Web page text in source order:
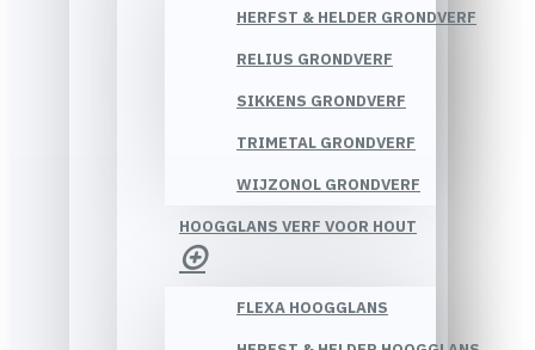
HERFST & HELDER GRONDVERF
RELIUS GRONDVERF
SIKKENS GRONDVERF
TRIMETAL GRONDVERF
WIJZONOL GRONDVERF
HOOGGLANS VERF VOOR HOUT
FLEXA HOOGGLANS